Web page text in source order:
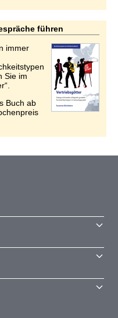
führen
immer
Sie im
Buch ab